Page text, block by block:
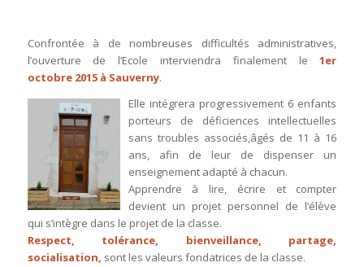
Confrontée à de nombreuses difficultés administratives,
l’ouverture de l’Ecole interviendra finalement le1er
octobre 2015 à Sauverny.
Elle intégrera progressivement 6 enfants
porteurs de déficiences intellectuelles
sans troubles associés,âgés de 11 à 16
ans, afin de leur de dispenser un
enseignement adapté à chacun.
Apprendre à lire, écrire et compter
devient un projet personnel de l’élève
qui s’intègre dans le projet de la classe.
Respect, tolérance, bienveillance, partage,
socialisation, sont les valeurs fondatrices de la classe.